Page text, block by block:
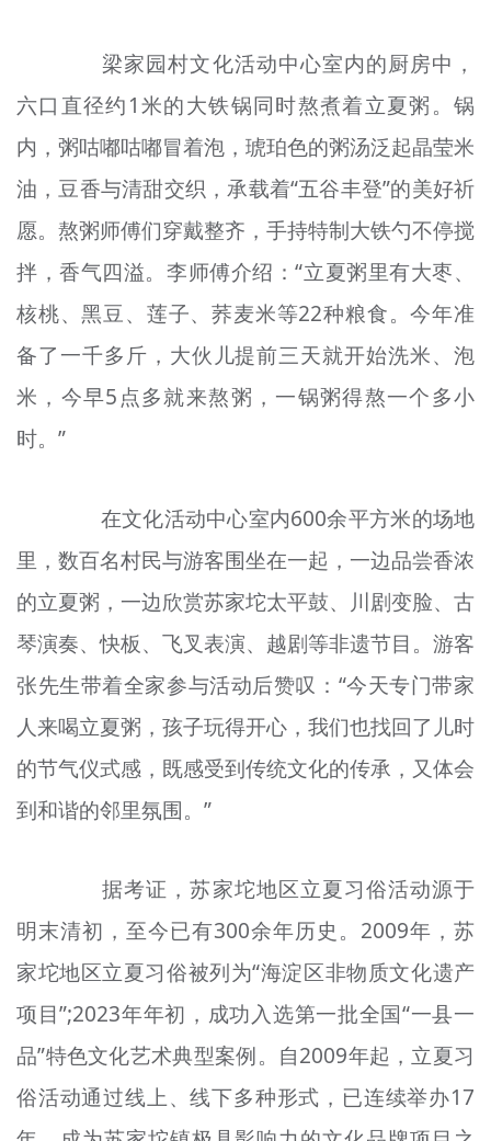
梁家园村文化活动中心室内的厨房中，
六口直径约1米的大铁锅同时熬煮着立夏粥。锅
内， 粥咕嘟咕嘟冒着泡，琥珀色的粥汤泛起晶莹米
油，豆香与清甜交织，承载着“五谷丰登”的美好祈
愿。熬粥师傅们穿戴整齐，手持特制大铁勺不停搅
拌，香气四溢。李师傅介绍：“立夏粥里有大枣、
核桃、黑豆、莲子、荞麦米等22种粮食。今年准
备了一千多斤，大伙儿提前三天就开始洗米、泡
米，今早5点多就来熬粥，一锅粥得熬一个多小
时。”
在文化活动中心室内600余平方米的场地
里，数百名村民与游客围坐在一起，一边品尝香浓
的立夏粥，一边欣赏苏家坨太平鼓、川剧变脸、古
琴演奏、快板、飞叉表演、越剧等非遗节目。游客
张先生带着全家参与活动后赞叹：“今天专门带家
人来喝立夏粥，孩子玩得开心，我们也找回了儿时
的节气仪式感，既感受到传统文化的传承，又体会
到和谐的邻里氛围。”
据考证，苏家坨地区立夏习俗活动源于
明末清初，至今已有300余年历史。2009年，苏
家坨地区立夏习俗被列为“海淀区非物质文化遗产
项目”;2023年年初，成功入选第一批全国“一县一
品”特色文化艺术典型案例。自2009年起，立夏习
俗活动通过线上、线下多种形式，已连续举办17